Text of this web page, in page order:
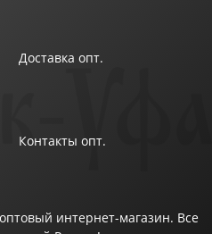
Доставка опт.
Контакты опт.
интернет-магазин. Все